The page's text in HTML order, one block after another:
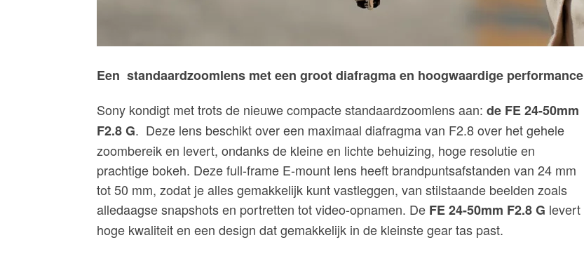
Een ​ standaardzoomlens met een groot diafragma en hoogwaardige performance
Sony kondigt met trots de nieuwe compacte standaardzoomlens aan: de FE 24-50mm
F2.8 G. ​ Deze lens beschikt over een maximaal diafragma van F2.8 over het gehele
zoombereik en levert, ondanks de kleine en lichte behuizing, hoge resolutie en
prachtige bokeh. Deze full-frame E-mount lens heeft brandpuntsafstanden van 24 mm
tot 50 mm, zodat je alles gemakkelijk kunt vastleggen, van stilstaande beelden zoals
alledaagse snapshots en portretten tot video-opnamen. De FE 24-50mm F2.8 G levert
hoge kwaliteit en een design dat gemakkelijk in de kleinste gear tas past.